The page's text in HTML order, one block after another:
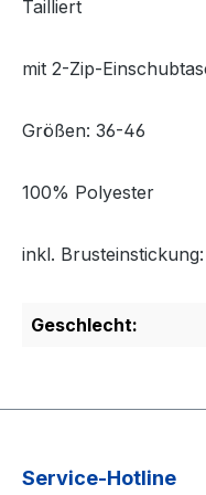
Tailliert
mit 2-Zip-
Größen: 36-46
100% Polyester
inkl.
Geschlecht:
Service-Hotline